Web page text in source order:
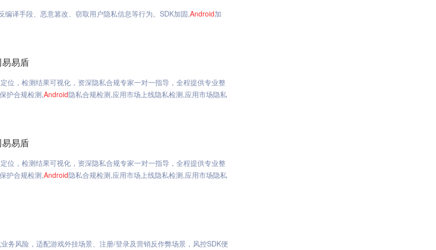
译手段、恶意篡改、窃取用户隐私信息等行为。SDK加固,Android加
易盾
位，检测结果可视化，资深隐私合规专家一对一指导，全程提供专业整
护合规检测,Android隐私合规检测,应用市场上线隐私检测,应用市场隐私
易盾
位，检测结果可视化，资深隐私合规专家一对一指导，全程提供专业整
护合规检测,Android隐私合规检测,应用市场上线隐私检测,应用市场隐私
务风险，适配游戏外挂场景、注册/登录及营销反作弊场景，风控SDK便